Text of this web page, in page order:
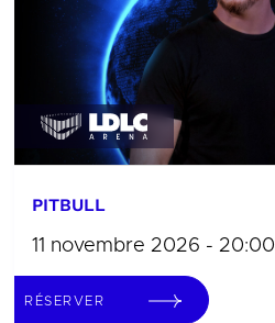
PITBULL
11 novembre 2026 - 20:00
RÉSERVER